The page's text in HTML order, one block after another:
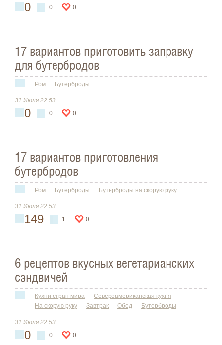
0 0 0
17 вариантов приготовить заправку
для бутербродов
Ром Бутерброды
31 Июля 22:53
0 0 0
17 вариантов приготовления
бутербродов
Ром Бутерброды Бутерброды на скорую руку
31 Июля 22:53
149 1 0
6 рецептов вкусных вегетарианских
сэндвичей
Кухни стран мира
Североамериканская кухня
На скорую руку
Завтрак Обед Бутерброды
31 Июля 22:53
0 0 0